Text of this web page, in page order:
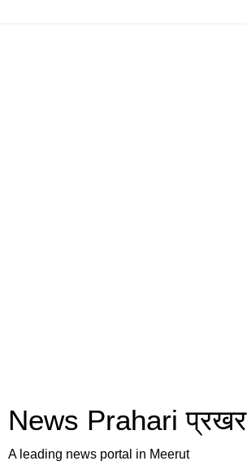
News Prahari प्रखर
A leading news portal in Meerut